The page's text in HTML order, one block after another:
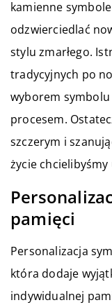
kamienne
odzwierciedlać
stylu zmarłego.
tradycyjnych po
wyborem
procesem.
szczerym i
życie chcielibyśmy
pamięci
Personalizacja
która dodaje
indywidualnej